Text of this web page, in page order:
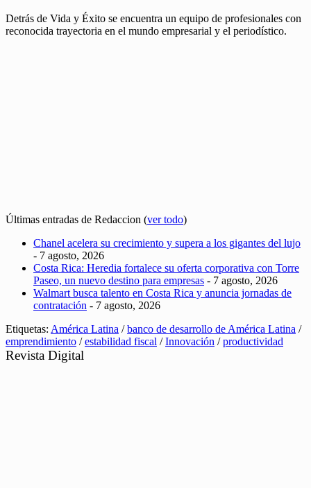
Detrás de Vida y Éxito se encuentra un equipo de profesionales con
reconocida trayectoria en el mundo empresarial y el periodístico.
Últimas entradas de Redaccion (ver todo)
Chanel acelera su crecimiento y supera a los gigantes del lujo
- 7 agosto, 2026
Costa Rica: Heredia fortalece su oferta corporativa con Torre
Paseo, un nuevo destino para empresas - 7 agosto, 2026
Walmart busca talento en Costa Rica y anuncia jornadas de
contratación - 7 agosto, 2026
Etiquetas: América Latina /banco de desarrollo de América Latina /
emprendimiento /estabilidad fiscal /Innovación /productividad
Revista Digital